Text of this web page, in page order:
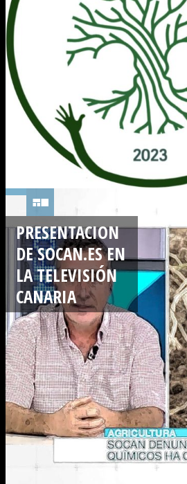
PRESENTACION
DE SOCAN.ES EN
LA TELEVISIÓN
CANARIA